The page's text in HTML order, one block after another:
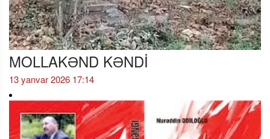
MOLLAKƏND KƏNDİ
13 yanvar 2026 17:14